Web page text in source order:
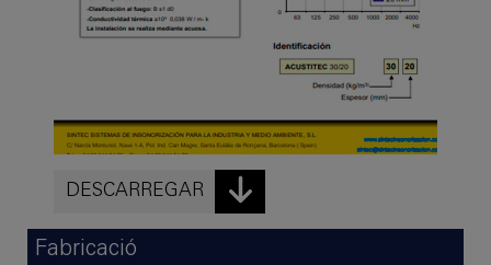
DESCARREGAR
Fabricació